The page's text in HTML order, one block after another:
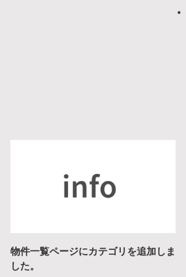
物件一覧ページにカテゴリを追加しま
した。